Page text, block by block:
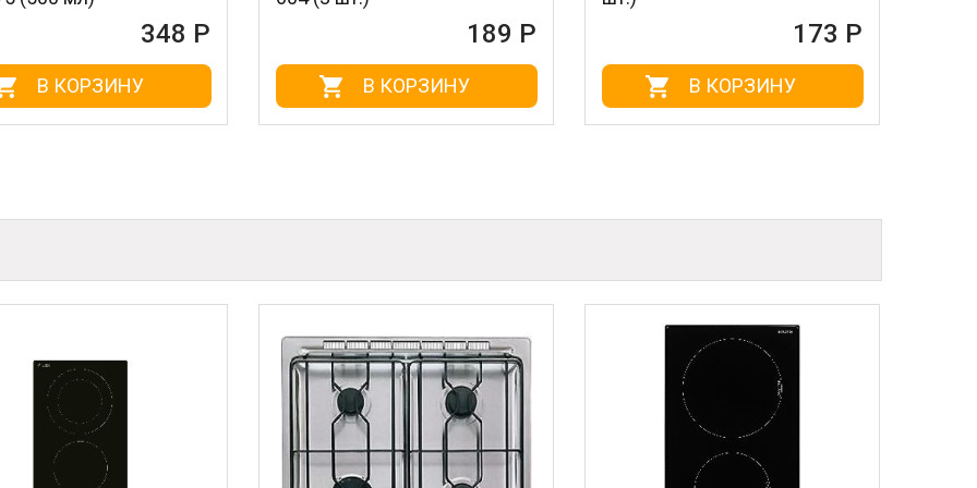
348 Р
В КОРЗИНУ
189 Р
В КОРЗИНУ
173 Р
В КОРЗИНУ